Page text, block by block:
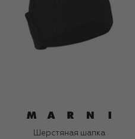
Шерстяная шапка